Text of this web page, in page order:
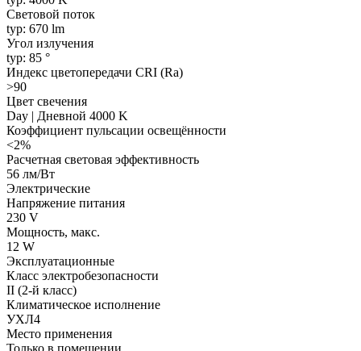
Световой поток
typ: 670 lm
Угол излучения
typ: 85 °
Индекс цветопередачи CRI (Ra)
>90
Цвет свечения
Day | Дневной 4000 K
Коэффициент пульсации освещённости
<2%
Расчетная световая эффективность
56 лм/Вт
Электрические
Напряжение питания
230 V
Мощность, макс.
12 W
Эксплуатационные
Класс электробезопасности
II (2-й класс)
Климатическое исполнение
УХЛ4
Место применения
Только в помещении